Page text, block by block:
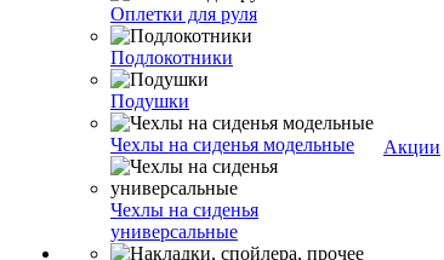
Оплетки для руля
Подлокотники
Подушки
Чехлы на сиденья модельные
Чехлы на сиденья
универсальные
Акции